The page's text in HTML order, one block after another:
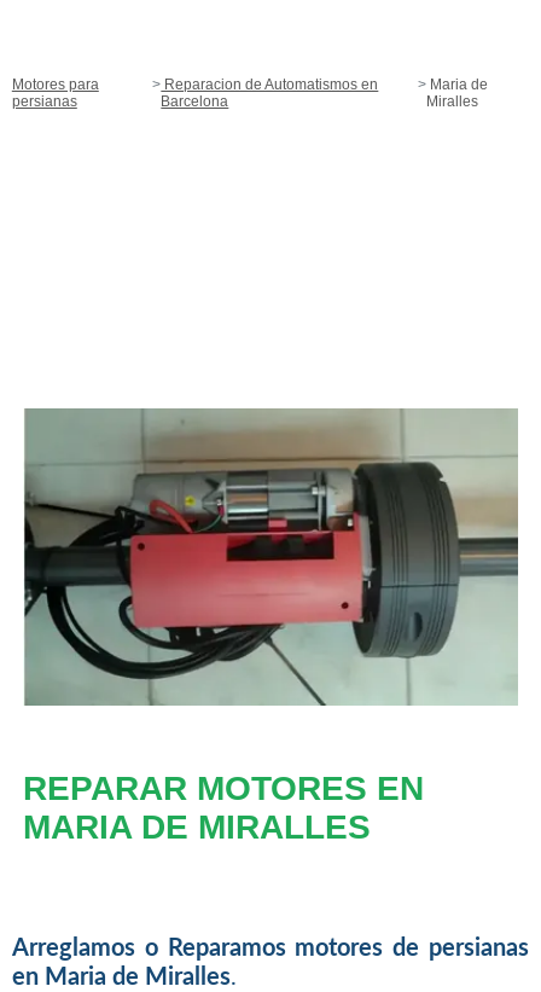
Motores para
persianas
Reparacion de Automatismos en
Barcelona
Maria de
Miralles
REPARAR MOTORES EN
MARIA DE MIRALLES
Arreglamos o Reparamos motores de persianas
en Maria de Miralles.